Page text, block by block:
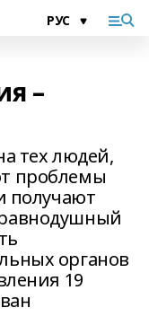
–
тех людей,
проблемы
получают
органов
19